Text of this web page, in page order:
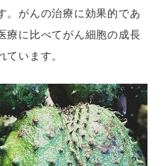
。がんの治療に効果的であ
療に比べてがん細胞の成長
ています。